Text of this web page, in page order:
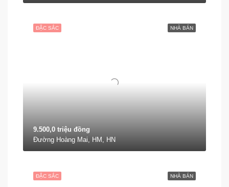
NHÀ BÁN
ĐẶC SẮC
9.500,0 triệu đồng
Đường Hoàng Mai, HM, HN
NHÀ BÁN
ĐẶC SẮC